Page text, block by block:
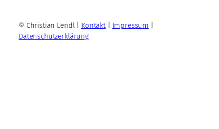
© Christian Lendl | Kontakt| Impressum
Datenschutzerklärung